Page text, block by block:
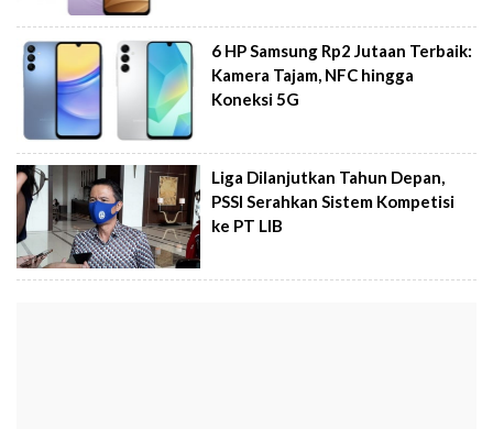
6 HP Samsung Rp2 Jutaan Terbaik:
Kamera Tajam, NFC hingga
Koneksi 5G
Liga Dilanjutkan Tahun Depan,
PSSI Serahkan Sistem Kompetisi
ke PT LIB